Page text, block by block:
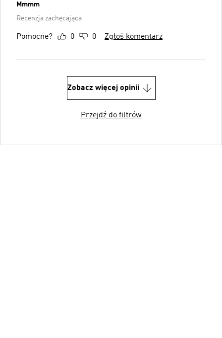
Mmmm
Recenzja zachęcająca
Pomocne? 0 0 Zgłoś komentarz
Zobacz więcej opinii
Przejdź do filtrów